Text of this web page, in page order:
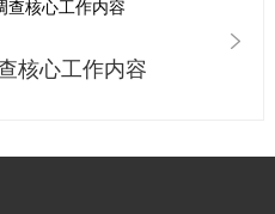
核心工作内容